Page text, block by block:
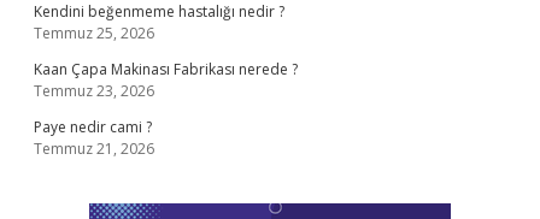
Kendini beğenmeme hastalığı nedir ?
Temmuz 25, 2026
Kaan Çapa Makinası Fabrikası nerede ?
Temmuz 23, 2026
Paye nedir cami ?
Temmuz 21, 2026